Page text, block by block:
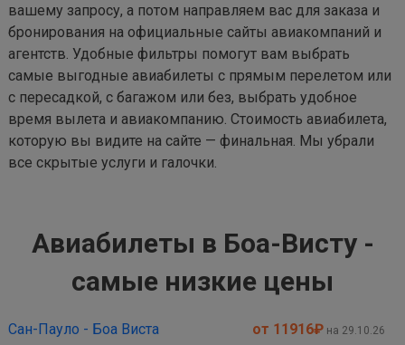
вашему запросу, а потом направляем вас для заказа и
бронирования на официальные сайты авиакомпаний и
агентств. Удобные фильтры помогут вам выбрать
самые выгодные авиабилеты с прямым перелетом или
с пересадкой, с багажом или без, выбрать удобное
время вылета и авиакомпанию. Стоимость авиабилета,
которую вы видите на сайте — финальная. Мы убрали
все скрытые услуги и галочки.
Авиабилеты в Боа-Висту -
самые низкие цены
Сан-Пауло - Боа Виста от 11916₽ на 29.10.26